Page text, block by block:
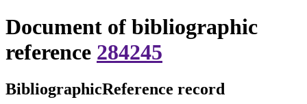
Document of bibliographic
reference 284245
BibliographicReference record